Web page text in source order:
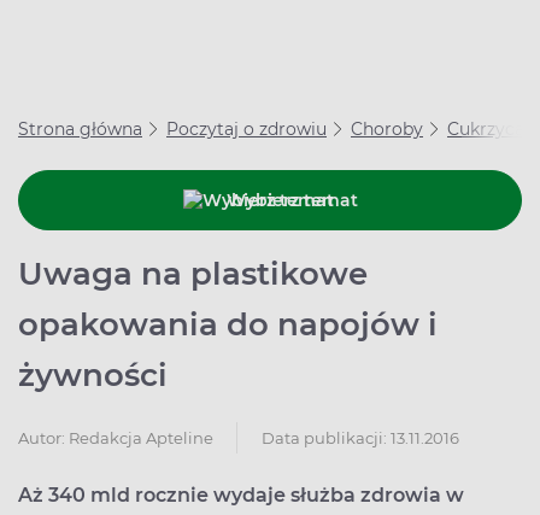
Strona główna Poczytaj o zdrowiu Choroby Cukrzyca
Wybierz temat
Uwaga na plastikowe
opakowania do napojów i
żywności
Autor: Redakcja Apteline Data publikacji: 13.11.2016
Aż 340 mld rocznie wydaje służba zdrowia w